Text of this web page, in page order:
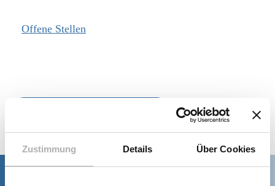
Zustimmung Details Über Cookies
Offene Stellen